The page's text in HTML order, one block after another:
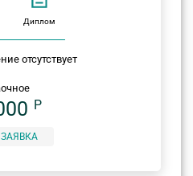
Диплом
отсутствует
P
ЗАЯВКА